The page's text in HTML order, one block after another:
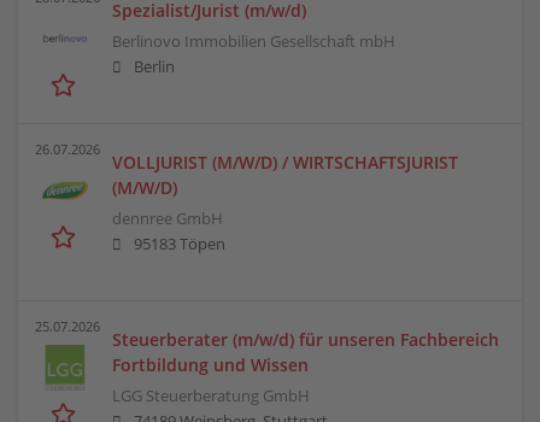
Spezialist/Jurist (m/w/d)
Berlinovo Immobilien Gesellschaft mbH
Berlin
26.07.2026
VOLLJURIST (M/W/D) / WIRTSCHAFTSJURIST
(M/W/D)
dennree GmbH
95183 Töpen
25.07.2026
Steuerberater (m/w/d) für unseren Fachbereich
Fortbildung und Wissen
LGG Steuerberatung GmbH